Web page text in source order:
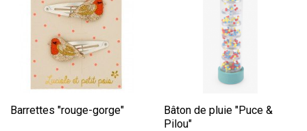
Barrettes "rouge-gorge"
Bâton de pluie "Puce &
Pilou"